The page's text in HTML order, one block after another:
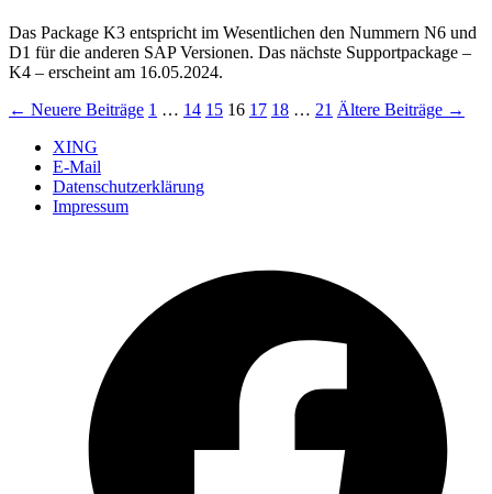
Das Package K3 entspricht im Wesentlichen den Nummern N6 und
D1 für die anderen SAP Versionen. Das nächste Supportpackage –
K4 – erscheint am 16.05.2024.
Seitennummerierung
der
Beiträge
← Neuere Beiträge 1 … 14 15 16 17 18 … 21 Ältere Beiträge →
XING
E-Mail
Datenschutzerklärung
Impressum